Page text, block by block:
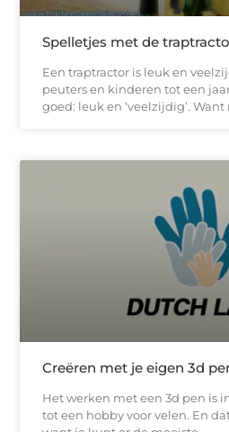
Spelletjes met de
Een traptractor is leuk en
peuters en kinderen tot een
goed: leuk en ‘veelzijdig’.
Creëren met je eigen 3d
Het werken met een 3d pen is
tot een hobby voor velen. En